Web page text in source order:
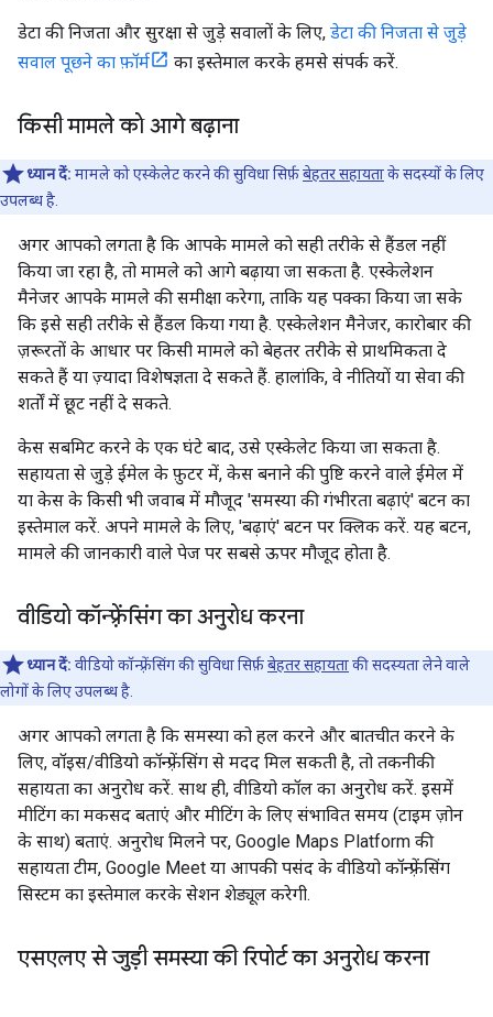
डेटा की निजता और सुरक्षा से जुड़े सवालों के लिए, डेटा की निजता से जुड़े
सवाल पूछने का फ़ॉर्म
का इस्तेमाल करके हमसे संपर्क करें.
किसी मामले को आगे बढ़ाना
ध्यान दें: मामले को एस्केलेट करने की सुविधा सिर्फ़बेहतर सहायताके सदस्यों के लिए
उपलब्ध है.
अगर आपको लगता है कि आपके मामले को सही तरीके से हैंडल नहीं
किया जा रहा है, तो मामले को आगे बढ़ाया जा सकता है. एस्केलेशन
मैनेजर आपके मामले की समीक्षा करेगा, ताकि यह पक्का किया जा सके
कि इसे सही तरीके से हैंडल किया गया है. एस्केलेशन मैनेजर, कारोबार की
ज़रूरतों के आधार पर किसी मामले को बेहतर तरीके से प्राथमिकता दे
सकते हैं या ज़्यादा विशेषज्ञता दे सकते हैं. हालांकि, वे नीतियों या सेवा की
शर्तों में छूट नहीं दे सकते.
केस सबमिट करने के एक घंटे बाद, उसे एस्केलेट किया जा सकता है.
सहायता से जुड़े ईमेल के फ़ुटर में, केस बनाने की पुष्टि करने वाले ईमेल में
या केस के किसी भी जवाब में मौजूद 'समस्या की गंभीरता बढ़ाएं' बटन का
इस्तेमाल करें. अपने मामले के लिए, 'बढ़ाएं' बटन पर क्लिक करें. यह बटन,
मामले की जानकारी वाले पेज पर सबसे ऊपर मौजूद होता है.
वीडियो कॉन्फ़्रेंसिंग का अनुरोध करना
ध्यान दें: वीडियो कॉन्फ़्रेंसिंग की सुविधा सिर्फ़बेहतर सहायताकी सदस्यता लेने वाले
लोगों के लिए उपलब्ध है.
अगर आपको लगता है कि समस्या को हल करने और बातचीत करने के
लिए, वॉइस/वीडियो कॉन्फ़्रेंसिंग से मदद मिल सकती है, तो तकनीकी
सहायता का अनुरोध करें. साथ ही, वीडियो कॉल का अनुरोध करें. इसमें
मीटिंग का मकसद बताएं और मीटिंग के लिए संभावित समय (टाइम ज़ोन
के साथ) बताएं. अनुरोध मिलने पर, Google Maps Platform की
सहायता टीम, Google Meet या आपकी पसंद के वीडियो कॉन्फ़्रेंसिंग
सिस्टम का इस्तेमाल करके सेशन शेड्यूल करेगी.
एसएलए से जुड़ी समस्या की रिपोर्ट का अनुरोध करना